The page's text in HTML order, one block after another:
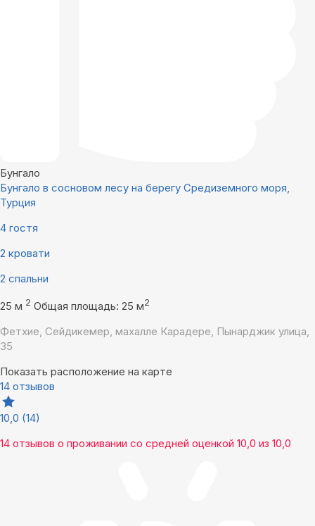
Бунгало
Бунгало в сосновом лесу на берегу Средиземного моря,
Турция
4 гостя
2 кровати
2 спальни
25 м 2 Общая площадь: 25 м2
Фетхие, Сейдикемер, махалле Карадере, Пынарджик улица,
35
Показать расположение на карте
14 отзывов
10,0 (14)
14 отзывов о проживании со средней оценкой 10,0 из 10,0